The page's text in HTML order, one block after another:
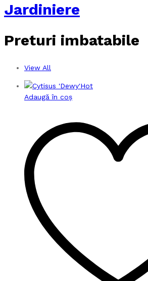
Jardiniere
Preturi imbatabile
View All
Hot
Adaugă în coș